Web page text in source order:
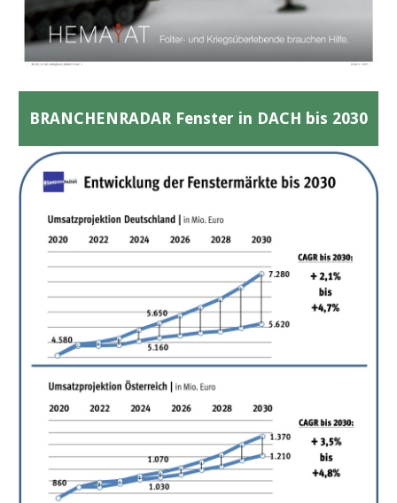
BRANCHENRADAR Fenster in DACH bis 2030